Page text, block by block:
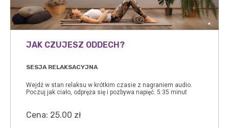
JAK CZUJESZ ODDECH?
SESJA RELAKSACYJNA
Wejdź w stan relaksu w krótkim czasie z nagraniem audio.
Poczuj jak ciało, odpręża się i pozbywa napięć. 5:35 minut
Cena: 25.00 zł